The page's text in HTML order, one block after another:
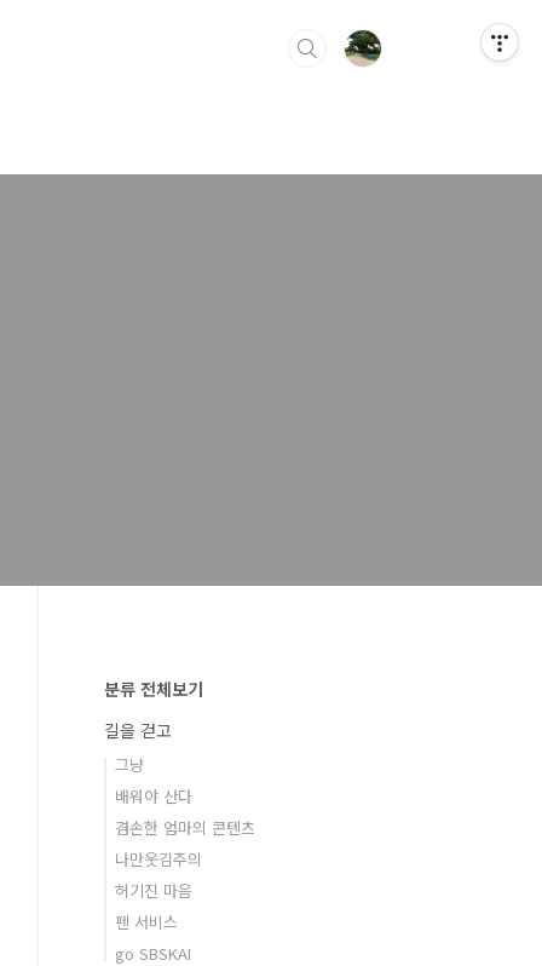
분류 전체보기
길을 걷고
그냥
배워야 산다
겸손한 엄마의 콘텐츠
나만웃김주의
허기진 마음
펜 서비스
go SBSKAI